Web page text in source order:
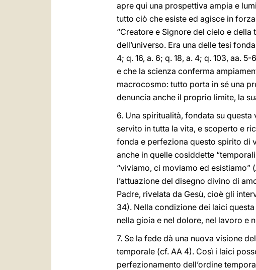
apre qui una prospettiva ampia e
tutto ciò che esiste ed agisce in
“Creatore e Signore del cielo e
dell’universo. Era una delle tesi
4; q. 16, a. 6; q. 18, a. 4; q. 103, aa.
e che la scienza conferma
macrocosmo: tutto porta in sé una
denuncia anche il proprio limite, la
6. Una spiritualità, fondata su
servito in tutta la vita, e scoperto e
fonda e perfeziona questo spirito di
anche in quelle cosiddette
“viviamo, ci moviamo ed esistiamo” (
l’attuazione del disegno divino di
Padre, rivelata da Gesù, cioè gli
34). Nella condizione dei laici
nella gioia e nel dolore, nel lavoro e
7. Se la fede dà una nuova visione
temporale (cf. AA 4). Così i laici
perfezionamento dell’ordine